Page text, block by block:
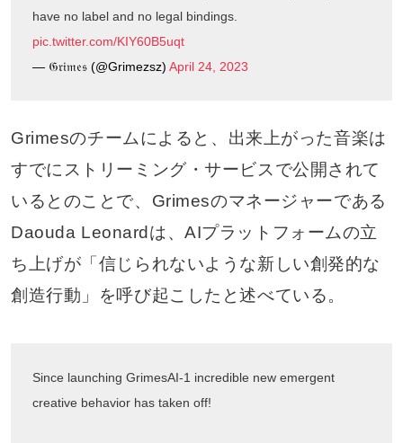
have no label and no legal bindings.
pic.twitter.com/KIY60B5uqt
— 𝔊𝔯𝔦𝔪𝔢𝔰 (@Grimezsz) April 24, 2023
Grimesのチームによると、出来上がった音楽は
すでにストリーミング・サービスで公開されて
いるとのことで、Grimesのマネージャーである
Daouda Leonardは、AIプラットフォームの立
ち上げが「信じられないような新しい創発的な
創造行動」を呼び起こしたと述べている。
Since launching GrimesAI-1 incredible new emergent
creative behavior has taken off!